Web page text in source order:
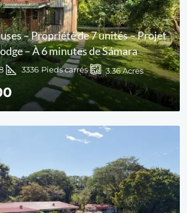
– Propriété de 7 unités – Projet
– À 6 minutes de Sámara
3336 Pieds carrés 3.36Acres